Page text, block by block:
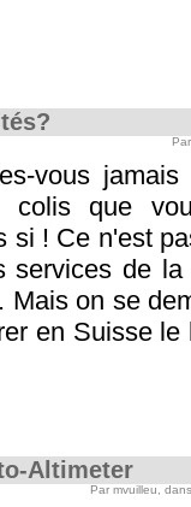
vous
colis que
si ! Ce n'est
services de
Mais on se
en Suisse le
Altimeter
Par mvuilleu,